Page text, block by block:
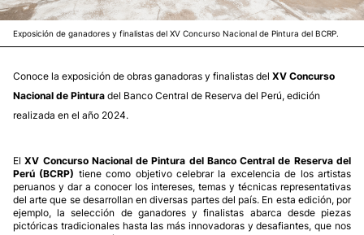
Exposición de ganadores y finalistas del XV Concurso Nacional de Pintura del BCRP.
Conoce la exposición de obras ganadoras y finalistas del XV Concurso
Nacional de Pintura del Banco Central de Reserva del Perú, edición
realizada en el año 2024.
ElXV Concurso Nacional de Pintura del Banco Central de Reserva del
Perú (BCRP) tiene como objetivo celebrar la excelencia de los artistas
peruanos y dar a conocer los intereses, temas y técnicas representativas
del arte que se desarrollan en diversas partes del país. En esta edición, por
ejemplo, la selección de ganadores y finalistas abarca desde piezas
pictóricas tradicionales hasta las más innovadoras y desafiantes, que nos